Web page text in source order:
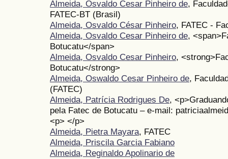
Almeida, Osvaldo Cesar Pinheiro de,
FATEC-BT (Brasil)
Almeida, Osvaldo César Pinheiro, FATEC -
Almeida, Osvaldo Cesar Pinheiro de,
Botucatu</span>
Almeida, Osvaldo Cesar Pinheiro,
Botucatu</strong>
Almeida, Oswaldo Cesar Pinheiro de,
(FATEC)
Almeida, Patrícia Rodrigues De,
pela Fatec de Botucatu – e-mail:
<p> </p>
Almeida, Pietra Mayara, FATEC
Almeida, Priscila Garcia Fabiano
Almeida, Reginaldo Apolinario de